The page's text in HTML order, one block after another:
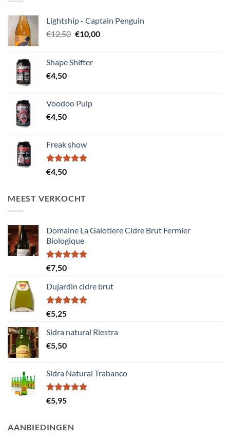
Lightship - Captain Penguin
€12,50 Oorspronkelijke
€12,50.
€10,00Huidige
Shape Shifter
€4,50
Voodoo Pulp
€4,50
Freak show
Gewaardeerd
5.00
€4,50
MEEST VERKOCHT
Domaine La Galotiere Cidre Brut Fermier
Biologique
Gewaardeerd
5.00
€7,50
Dujardin cidre brut
Gewaardeerd
5.00
€5,25
Sidra natural Riestra
€5,50
Sidra Natural Trabanco
Gewaardeerd
5.00
€5,95
AANBIEDINGEN